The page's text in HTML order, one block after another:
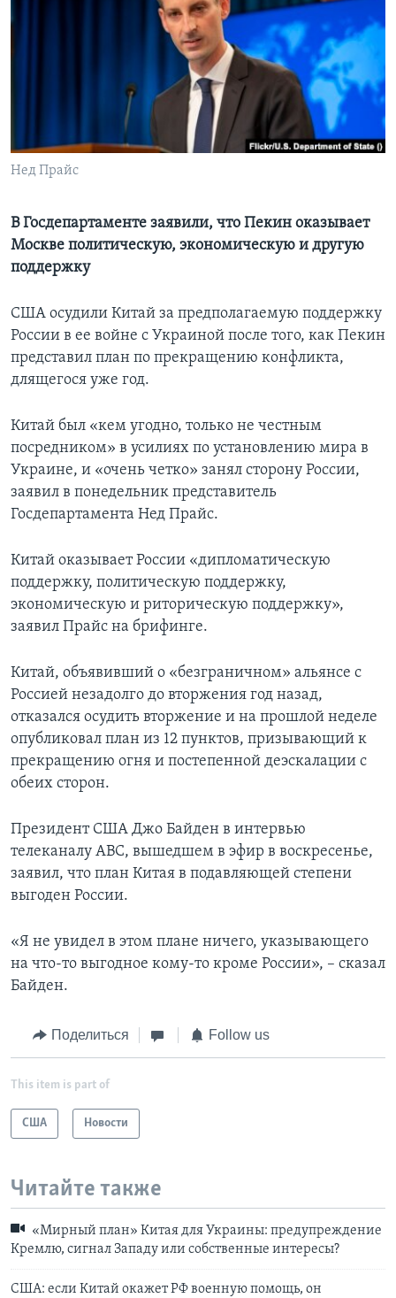
Языки
Нед Прайс
В Госдепартаменте заявили, что Пекин оказывает
Москве политическую, экономическую и другую
поддержку
США осудили Китай за предполагаемую поддержку
России в ее войне с Украиной после того, как Пекин
представил план по прекращению конфликта,
длящегося уже год.
Китай был «кем угодно, только не честным
посредником» в усилиях по установлению мира в
Украине, и «очень четко» занял сторону России,
заявил в понедельник представитель
Госдепартамента Нед Прайс.
Китай оказывает России «дипломатическую
поддержку, политическую поддержку,
экономическую и риторическую поддержку»,
заявил Прайс на брифинге.
Китай, объявивший о «безграничном» альянсе с
Россией незадолго до вторжения год назад,
отказался осудить вторжение и на прошлой неделе
опубликовал план из 12 пунктов, призывающий к
прекращению огня и постепенной деэскалации с
обеих сторон.
Президент США Джо Байден в интервью
телеканалу АВС, вышедшем в эфир в воскресенье,
заявил, что план Китая в подавляющей степени
выгоден России.
«Я не увидел в этом плане ничего, указывающего
на что-то выгодное кому-то кроме России», – сказал
Байден.
Поделиться Follow us
This item is part of
США Новости
Читайте также
«Мирный план» Китая для Украины: предупреждение
Кремлю, сигнал Западу или собственные интересы?
США: если Китай окажет РФ военную помощь, он